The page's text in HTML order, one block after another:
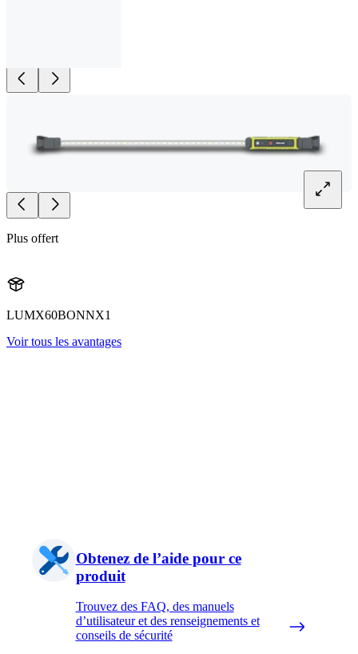
Plus offert
LUMX60BONNX1
Voir tous les avantages
Obtenez de l’aide pour ce
produit
Trouvez des FAQ, des manuels
d’utilisateur et des renseignements et
conseils de sécurité